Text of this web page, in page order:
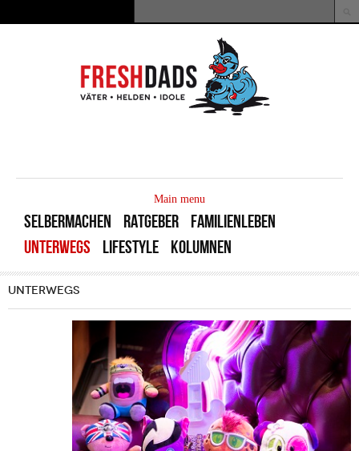
Suchformular
Main menu
SELBERMACHEN RATGEBER
FAMILIENLEBEN
UNTERWEGS
LIFESTYLE KOLUMNEN
UNTERWEGS